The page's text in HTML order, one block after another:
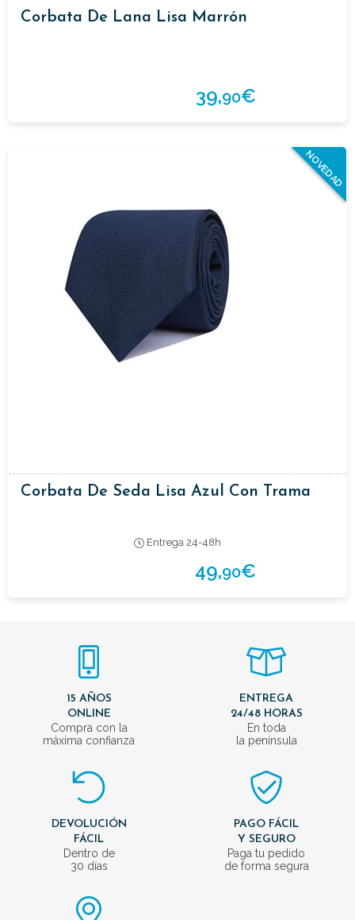
Corbata De Lana Lisa Marrón
39,90€
NOVEDAD
Corbata De Seda Lisa Azul Con Trama
Entrega 24-48h
49,90€
15 AÑOS
ONLINE
Compra con la
máxima confianza
ENTREGA
24/48 HORAS
En toda
la península
DEVOLUCIÓN
FÁCIL
Dentro de
30 días
PAGO FÁCIL
Y SEGURO
Paga tu pedido
de forma segura